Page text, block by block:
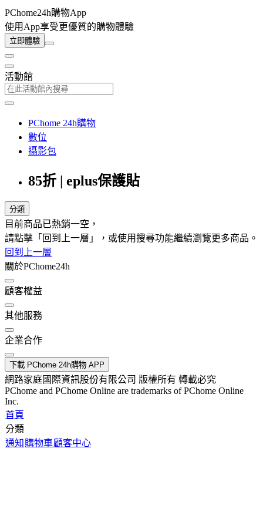
PChome24h購物App
使用App享受更優質的購物體驗
立即體驗
活動館
PChome 24h購物
數位
攝影包
85折 | eplus保護貼
分類
目前商品已熱銷一空，
請點擊「回到上一層」，或使用搜尋功能繼續瀏覽更多商品。
回到上一層
關於PChome24h
顧客權益
其他服務
企業合作
下載 PChome 24h購物 APP
網路家庭國際資訊股份有限公司 版權所有 轉載必究
PChome and PChome Online are trademarks of PChome Online
Inc.
首頁
分類
通知 購物車顧客中心